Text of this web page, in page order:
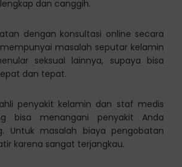
dan canggih.
dengan konsultasi online secara
masalah seputar kelamin
seksual lainnya, supaya bisa
dan tepat.
penyakit kelamin dan staf medis
bisa menangani penyakit Anda
Untuk masalah biaya pengobatan
karena sangat terjangkau.